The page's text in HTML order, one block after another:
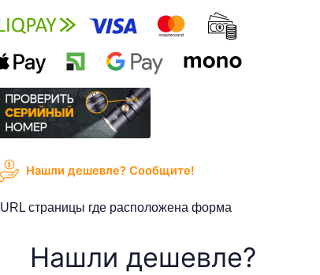
Нашли дешевле? Cообщите!
URL страницы где расположена форма
Нашли дешевле?